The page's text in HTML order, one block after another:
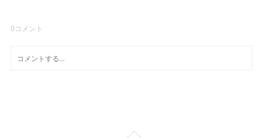
0コメント